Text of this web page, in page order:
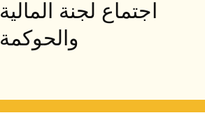
اجتماع لجنة المالية
والحوكمة